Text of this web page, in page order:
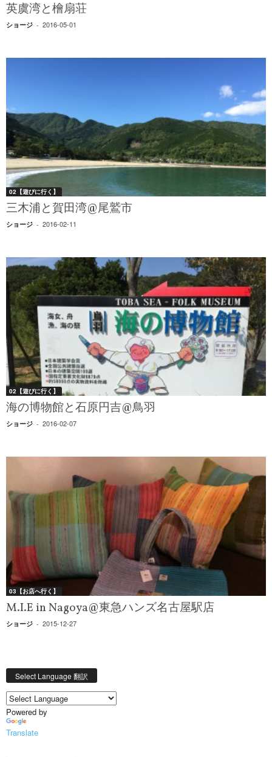
英虞湾と檜扇荘
ショージ - 2016-05-01
02【遊びに行く】
三木浦と賀田湾@尾鷲市
ショージ - 2016-02-11
02【遊びに行く】
海の博物館と石原円吉@鳥羽
ショージ - 2016-02-07
03【お店へ行く】
M.I.E in Nagoya@東急ハンズ名古屋駅店
ショージ - 2015-12-27
Select Language 翻訳
Powered by
Translate